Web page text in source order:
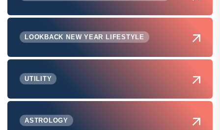
LOOKBACK NEW YEAR LIFESTYLE
UTILITY
ASTROLOGY